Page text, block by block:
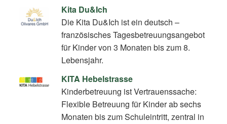
Kita Du&Ich
Die Kita Du&Ich ist ein deutsch –
französisches Tagesbetreuungsangebot
für Kinder von 3 Monaten bis zum 8.
Lebensjahr.
KITA Hebelstrasse
Kinderbetreuung ist Vertrauenssache:
Flexible Betreuung für Kinder ab sechs
Monaten bis zum Schuleintritt, zentral in